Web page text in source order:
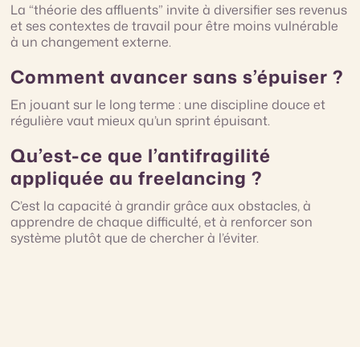
La “théorie des affluents” invite à diversifier ses revenus
et ses contextes de travail pour être moins vulnérable
à un changement externe.
Comment avancer sans s’épuiser ?
En jouant sur le long terme : une discipline douce et
régulière vaut mieux qu’un sprint épuisant.
Qu’est-ce que l’antifragilité
appliquée au freelancing ?
C’est la capacité à grandir grâce aux obstacles, à
apprendre de chaque difficulté, et à renforcer son
système plutôt que de chercher à l’éviter.